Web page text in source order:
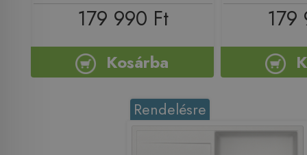
179 990 Ft
Kosárba
179
Rendelésre